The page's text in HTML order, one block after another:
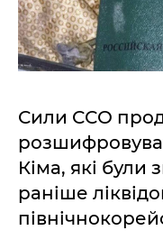
Сили ССО
Кіма, які були
раніше